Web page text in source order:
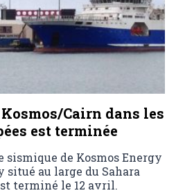
Cairn dans les
est terminée
sismique de Kosmos Energy
situé au large du Sahara
terminé le 12 avril.